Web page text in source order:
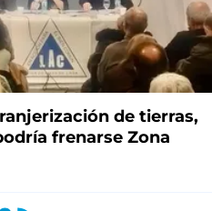
de tierras,
frenarse Zona